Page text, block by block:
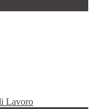
Lavoro